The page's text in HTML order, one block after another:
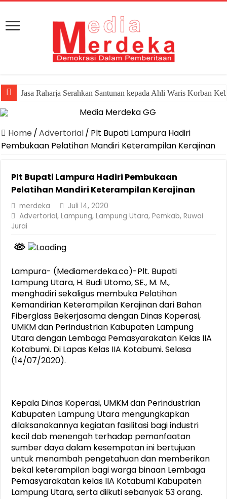
Jasa Raharja Serahkan Santunan kepada Ahli Waris Korban
Home /Advertorial/ Plt Bupati Lampura Hadiri
Pembukaan Pelatihan Mandiri Keterampilan Kerajinan
Plt Bupati Lampura Hadiri Pembukaan
Pelatihan Mandiri Keterampilan Kerajinan
merdeka
Juli 14, 2020
Advertorial,Lampung,Lampung Utara,Pemkab,Ruwai
Jurai
Lampura- (Mediamerdeka.co)-Plt. Bupati
Lampung Utara, H. Budi Utomo, SE., M. M.,
menghadiri sekaligus membuka Pelatihan
Kemandirian Keterampilan Kerajinan dari Bahan
Fiberglass Bekerjasama dengan Dinas Koperasi,
UMKM dan Perindustrian Kabupaten Lampung
Utara dengan Lembaga Pemasyarakatan Kelas IIA
Kotabumi. Di Lapas Kelas IIA Kotabumi. Selasa
(14/07/2020).
Kepala Dinas Koperasi, UMKM dan Perindustrian
Kabupaten Lampung Utara mengungkapkan
dilaksanakannya kegiatan fasilitasi bagi industri
kecil dab menengah terhadap pemanfaatan
sumber daya dalam kesempatan ini bertujuan
untuk menambah pengetahuan dan memberikan
bekal keterampilan bagi warga binaan Lembaga
Pemasyarakatan kelas IIA Kotabumi Kabupaten
Lampung Utara, serta diikuti sebanyak 53 orang.